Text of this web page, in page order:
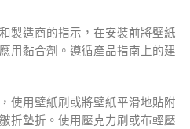
製造商的指示，在安裝前將壁紙
用黏​​合劑。遵循產品指南上的建
使用壁紙刷或將壁紙平滑地貼附
折墊折。使用壓克力刷或布輕壓